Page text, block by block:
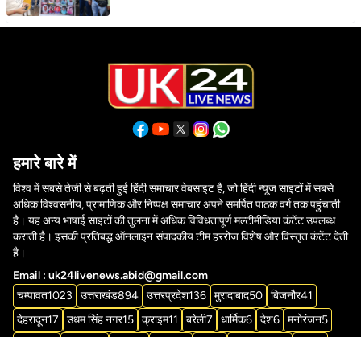
हमारे बारे में
विश्व में सबसे तेजी से बढ़ती हुई हिंदी समाचार वेबसाइट है, जो हिंदी न्यूज साइटों में सबसे
अधिक विश्वसनीय, प्रामाणिक और निष्पक्ष समाचार अपने समर्पित पाठक वर्ग तक पहुंचाती
है। यह अन्य भाषाई साइटों की तुलना में अधिक विविधतापूर्ण मल्टीमीडिया कंटेंट उपलब्ध
कराती है। इसकी प्रतिबद्ध ऑनलाइन संपादकीय टीम हररोज विशेष और विस्तृत कंटेंट देती
है।
Email : uk24livenews.abid@gmail.com
चम्पावत1023 उत्तराखंड894 उत्तरप्रदेश136 मुरादाबाद50 बिजनौर41
देहरादून17 उधम सिंह नगर15 क्राइम11 बरेली7 धार्मिक6 देश6 मनोरंजन5